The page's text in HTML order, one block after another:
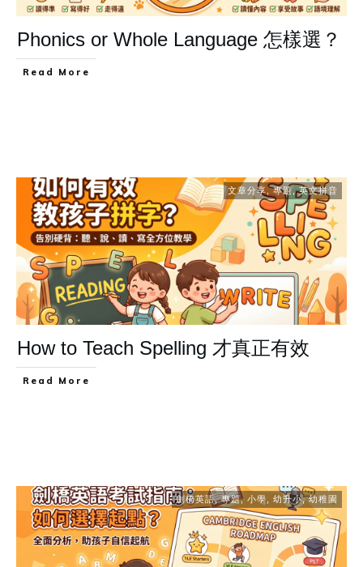
Phonics or Whole Language 怎樣選？
Read More
文章分享 ,專題,英文拼音
How to Teach Spelling 才真正有效
Read More
劍橋英語,專題, 小學 幼升小,幼稚園